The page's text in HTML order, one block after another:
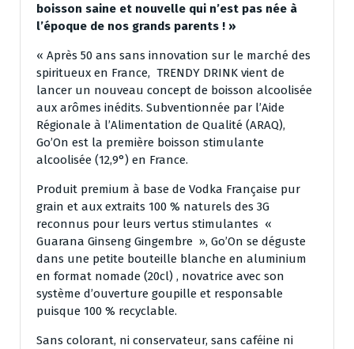
boisson saine et nouvelle qui n’est pas née à
l’époque de nos grands parents ! »
« Après 50 ans sans innovation sur le marché des
spiritueux en France, TRENDY DRINK vient de
lancer un nouveau concept de boisson alcoolisée
aux arômes inédits. Subventionnée par l’Aide
Régionale à l’Alimentation de Qualité (ARAQ),
Go’On est la première boisson stimulante
alcoolisée (12,9°) en France.
Produit premium à base de Vodka Française pur
grain et aux extraits 100 % naturels des 3G
reconnus pour leurs vertus stimulantes «
Guarana Ginseng Gingembre », Go’On se déguste
dans une petite bouteille blanche en aluminium
en format nomade (20cl) , novatrice avec son
système d’ouverture goupille et responsable
puisque 100 % recyclable.
Sans colorant, ni conservateur, sans caféine ni